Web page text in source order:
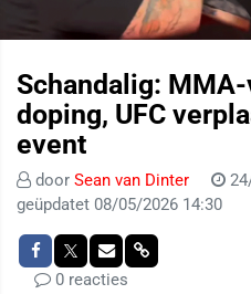
Schandalig:
doping, UFC
event
door Sean van Dinter
geüpdatet 08/05/2026 14:30
0 reacties